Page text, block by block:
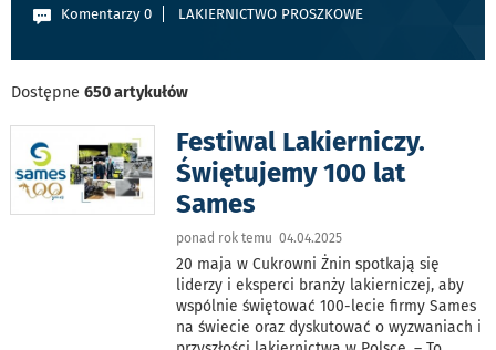
Komentarzy 0 LAKIERNICTWO PROSZKOWE
Dostępne 650 artykułów
Festiwal Lakierniczy.
Świętujemy 100 lat
Sames
ponad rok temu 04.04.2025
20 maja w Cukrowni Żnin spotkają się
liderzy i eksperci branży lakierniczej, aby
wspólnie świętować 100-lecie firmy Sames
na świecie oraz dyskutować o wyzwaniach i